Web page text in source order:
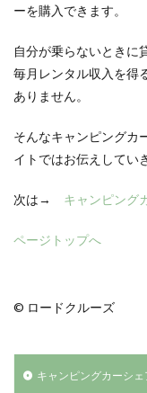
ーを購入できます。
自分が乗らないときに
毎月レンタル収入を得
ありません。
そんなキャンピングカ
イトではお伝えしてい
次は→ キャンピング
ページトップへ
© ロードクルーズ
キャンピングカーシ